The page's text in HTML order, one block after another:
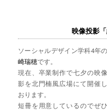
映像投影
ソーシャルデザイン学科4年の
崎瑞穂です。
現在、卒業制作で七夕の映
影を北門楠風広場にて開催
おります。
短冊を用意しているのでぜ